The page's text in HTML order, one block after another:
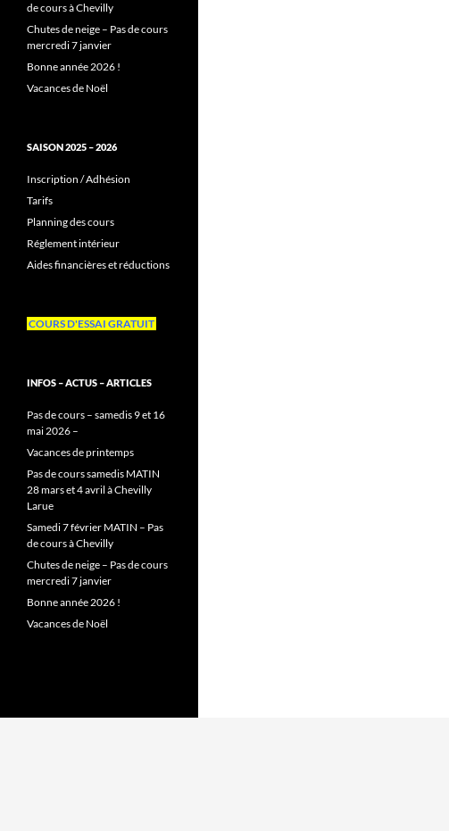
de cours à Chevilly
Chutes de neige – Pas de cours
mercredi 7 janvier
Bonne année 2026 !
Vacances de Noël
SAISON 2025 – 2026
Inscription / Adhésion
Tarifs
Planning des cours
Réglement intérieur
Aides financières et réductions
COURS D'ESSAI GRATUIT
INFOS – ACTUS – ARTICLES
Pas de cours – samedis 9 et 16
mai 2026 –
Vacances de printemps
Pas de cours samedis MATIN
28 mars et 4 avril à Chevilly
Larue
Samedi 7 février MATIN – Pas
de cours à Chevilly
Chutes de neige – Pas de cours
mercredi 7 janvier
Bonne année 2026 !
Vacances de Noël